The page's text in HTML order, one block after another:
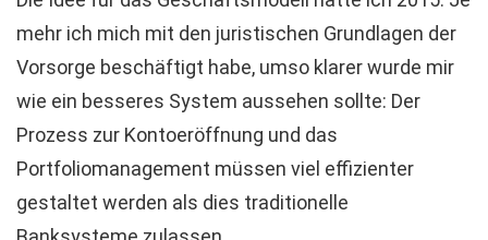
mehr ich mich mit den juristischen Grundlagen der
Vorsorge beschäftigt habe, umso klarer wurde mir
wie ein besseres System aussehen sollte: Der
Prozess zur Kontoeröffnung und das
Portfoliomanagement müssen viel effizienter
gestaltet werden als dies traditionelle